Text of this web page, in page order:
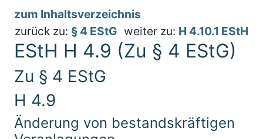
zum Inhaltsverzeichnis
zurück zu: § 4 EStG weiter zu: H 4.10.1 EStH
EStH H 4.9 (Zu § 4 EStG)
Zu § 4 EStG
H 4.9
Änderung von bestandskräftigen